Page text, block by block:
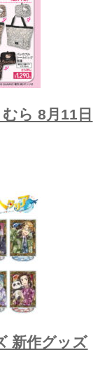
ら 8月11日
新作グッズ